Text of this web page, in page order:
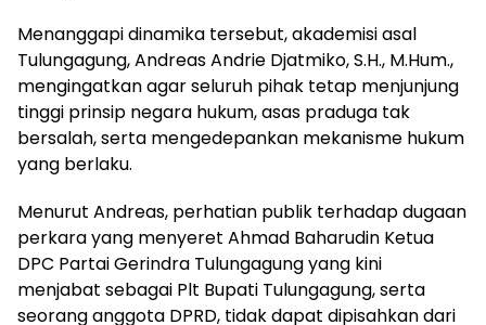
Menanggapi dinamika tersebut, akademisi asal
Tulungagung, Andreas Andrie Djatmiko, S.H., M.Hum.,
mengingatkan agar seluruh pihak tetap menjunjung
tinggi prinsip negara hukum, asas praduga tak
bersalah, serta mengedepankan mekanisme hukum
yang berlaku.
Menurut Andreas, perhatian publik terhadap dugaan
perkara yang menyeret Ahmad Baharudin Ketua
DPC Partai Gerindra Tulungagung yang kini
menjabat sebagai Plt Bupati Tulungagung, serta
seorang anggota DPRD, tidak dapat dipisahkan dari